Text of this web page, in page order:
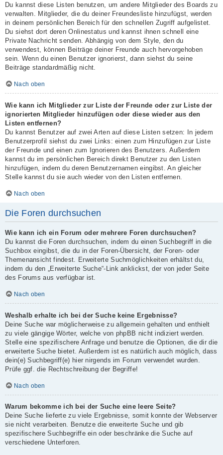
Du kannst diese Listen benutzen, um andere Mitglieder des Boards zu
verwalten. Mitglieder, die du deiner Freundesliste hinzufügst, werden
in deinem persönlichen Bereich für den schnellen Zugriff aufgelistet.
Du siehst dort deren Onlinestatus und kannst ihnen schnell eine
Private Nachricht senden. Abhängig von dem Style, den du
verwendest, können Beiträge deiner Freunde auch hervorgehoben
sein. Wenn du einen Benutzer ignorierst, dann siehst du seine
Beiträge standardmäßig nicht.
Nach oben
Wie kann ich Mitglieder zur Liste der Freunde oder zur Liste der
ignorierten Mitglieder hinzufügen oder diese wieder aus den
Listen entfernen?
Du kannst Benutzer auf zwei Arten auf diese Listen setzen: In jedem
Benutzerprofil siehst du zwei Links: einen zum Hinzufügen zur Liste
der Freunde und einen zum Ignorieren des Benutzers. Außerdem
kannst du im persönlichen Bereich direkt Benutzer zu den Listen
hinzufügen, indem du deren Benutzernamen eingibst. An gleicher
Stelle kannst du sie auch wieder von den Listen entfernen.
Nach oben
Die Foren durchsuchen
Wie kann ich ein Forum oder mehrere Foren durchsuchen?
Du kannst die Foren durchsuchen, indem du einen Suchbegriff in die
Suchbox eingibst, die du in der Foren-Übersicht, der Foren- oder
Themenansicht findest. Erweiterte Suchmöglichkeiten erhältst du,
indem du den „Erweiterte Suche“-Link anklickst, der von jeder Seite
des Forums aus verfügbar ist.
Nach oben
Weshalb erhalte ich bei der Suche keine Ergebnisse?
Deine Suche war möglicherweise zu allgemein gehalten und enthielt
zu viele gängige Wörter, welche von phpBB nicht indiziert werden.
Stelle eine spezifischere Anfrage und benutze die Optionen, die dir die
erweiterte Suche bietet. Außerdem ist es natürlich auch möglich, dass
dein(e) Suchbegriff(e) hier nirgends im Forum verwendet wurden.
Prüfe ggf. die Rechtschreibung der Begriffe!
Nach oben
Warum bekomme ich bei der Suche eine leere Seite?
Deine Suche lieferte zu viele Ergebnisse, somit konnte der Webserver
sie nicht verarbeiten. Benutze die erweiterte Suche und gib
spezifischere Suchbegriffe ein oder beschränke die Suche auf
verschiedene Unterforen.